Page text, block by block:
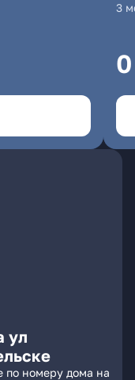
3
0
ул
по номеру дома на